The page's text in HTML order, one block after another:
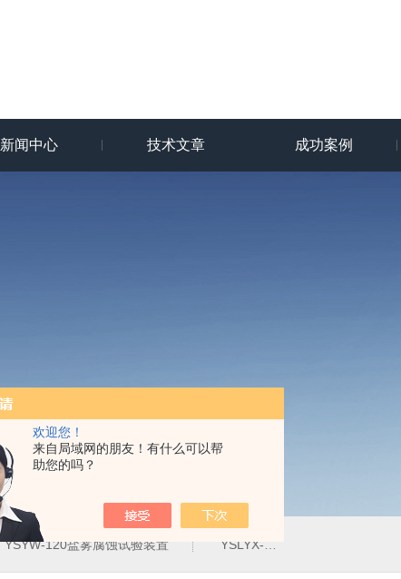
欢迎您！
来自局域网的朋友！有什么可以帮
助您的吗？
新闻中心 技术文章 成功案例
YSYW-120盐雾腐蚀试验装置 YSLYX-010防水试验设备